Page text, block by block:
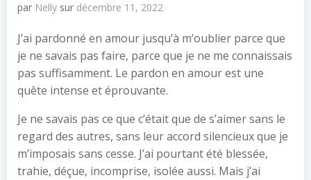
par Nelly sur décembre 11, 2022
J’ai pardonné en amour jusqu’à m’oublier parce que
je ne savais pas faire, parce que je ne me connaissais
pas suffisamment. Le pardon en amour est une
quête intense et éprouvante.
Je ne savais pas ce que c’était que de s’aimer sans le
regard des autres, sans leur accord silencieux que je
m’imposais sans cesse. J’ai pourtant été blessée,
trahie, déçue, incomprise, isolée aussi. Mais j’ai